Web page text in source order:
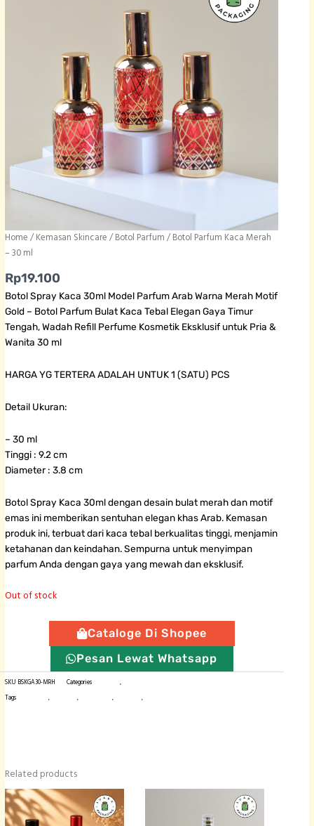
Home /Kemasan Skincare /Botol Parfum / Botol Parfum Kaca Merah
– 30 ml
Rp19.100
Botol Spray Kaca 30ml Model Parfum Arab Warna Merah Motif
Gold – Botol Parfum Bulat Kaca Tebal Elegan Gaya Timur
Tengah, Wadah Refill Perfume Kosmetik Eksklusif untuk Pria &
Wanita 30 ml
HARGA YG TERTERA ADALAH UNTUK 1 (SATU) PCS
Detail Ukuran:
– 30 ml
Tinggi : 9.2 cm
Diameter : 3.8 cm
Botol Spray Kaca 30ml dengan desain bulat merah dan motif
emas ini memberikan sentuhan elegan khas Arab. Kemasan
produk ini, terbuat dari kaca tebal berkualitas tinggi, menjamin
ketahanan dan keindahan. Sempurna untuk menyimpan
parfum Anda dengan gaya yang mewah dan eksklusif.
Out of stock
Cataloge Di Shopee
Pesan Lewat Whatsapp
SKU BSKGA30-MRH Categories Botol Kaca,
Tags
botol import, botol kaca, botol parfum, botol spray,
Related products